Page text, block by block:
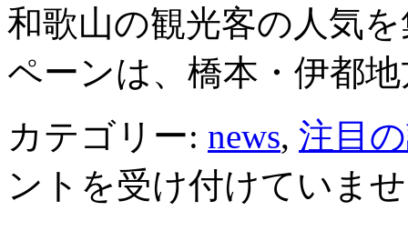
和歌山の観光客の人気
ペーンは、橋本・伊都
カテゴリー: news, 注目
ントを受け付けていま